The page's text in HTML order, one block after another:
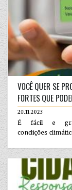
VOCÊ QUER SE
FORTES QUE
20.11.2023
É fácil e
condições